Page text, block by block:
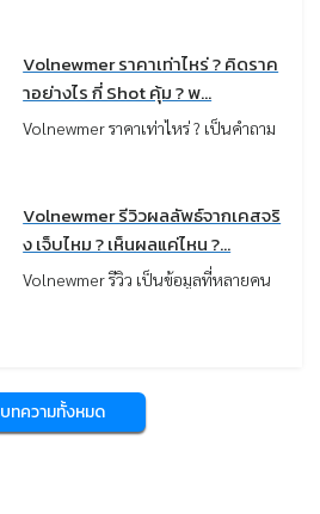
ควรเลือกคลินิกอย่างไร ? ให้ปลอดภัย
และได้ผลลัพธ์ตรงตามความคาดหวัง
บทความนี้หมอได้รวบรวมเช็กลิสต์ที่ควร
พิจารณาก่อนทำ เพื่อใช้เป็นแนวทางใน
Volnewmer ราคาเท่าไหร่ ? คิดราค
าอย่างไร กี่ Shot คุ้ม ? พ...
Volnewmer ราคาเท่าไหร่ ? เป็นคำถาม
ผิวจากประเทศเกาหลี ที่กำลังได้รับ
ความนิยมมากขึ้น จากรีวิวเรื่องผลลัพธ์
การยกกระชับที่ชัดเจน ความรู้สึกสบาย
ระหว่างทำ และระดับราคาที่ไม่สูงมาก
Shot และตำแหน่งที่รักษา
Volnewmer รีวิวผลลัพธ์จากเคสจริ
ง เจ็บไหม ? เห็นผลแค่ไหน ?...
Volnewmer รีวิว เป็นข้อมูลที่หลายคน
บทความนี้หมอรวบรวมรีวิวผลลัพธ์ ข้อดี
และข้อควรรู้ เพื่อช่วยให้เข้าใจก่อน
บทความทั้งหมด